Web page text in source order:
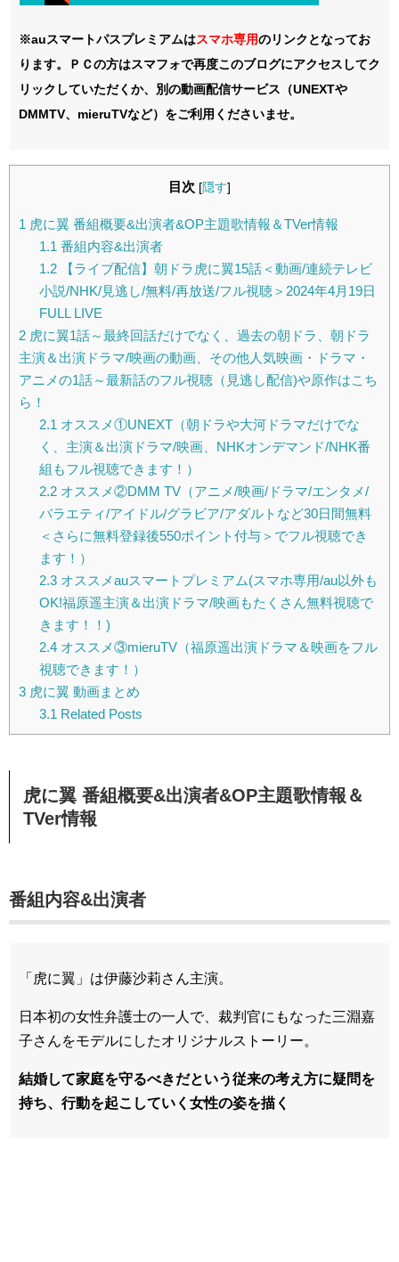
※auスマートパスプレミアムはスマホ専用のリンクとなってお
ります。ＰＣの方はスマフォで再度このブログにアクセスしてク
リックしていただくか、別の動画配信サービス（UNEXTや
DMMTV、mieruTVなど）をご利用くださいませ。
目次 [隠す]
1 虎に翼 番組概要&出演者&OP主題歌情報＆TVer情報
1.1 番組内容&出演者
1.2【ライブ配信】朝ドラ虎に翼15話＜動画/連続テレビ
小説/NHK/見逃し/無料/再放送/フル視聴＞2024年4月19日
FULL LIVE
2 虎に翼1話～最終回話だけでなく、過去の朝ドラ、朝ドラ
主演＆出演ドラマ/映画の動画、その他人気映画・ドラマ・
アニメの1話～最新話のフル視聴（見逃し配信)や原作はこち
ら！
2.1 オススメ①UNEXT（朝ドラや大河ドラマだけでな
く、主演＆出演ドラマ/映画、NHKオンデマンド/NHK番
組もフル視聴できます！）
2.2オススメ②DMM TV（アニメ/映画/ドラマ/エンタメ/
バラエティ/アイドル/グラビア/アダルトなど30日間無料
＜さらに無料登録後550ポイント付与＞でフル視聴でき
ます！）
2.3オススメauスマートプレミアム(スマホ専用/au以外も
OK!福原遥主演＆出演ドラマ/映画もたくさん無料視聴で
きます！！)
2.4オススメ③mieruTV（福原遥出演ドラマ＆映画をフル
視聴できます！）
3 虎に翼 動画まとめ
3.1 Related Posts
虎に翼 番組概要&出演者&OP主題歌情報＆
TVer情報
番組内容&出演者
「虎に翼」は伊藤沙莉さん主演。
日本初の女性弁護士の一人で、裁判官にもなった三淵嘉
子さんをモデルにしたオリジナルストーリー。
結婚して家庭を守るべきだという従来の考え方に疑問を
持ち、行動を起こしていく女性の姿を描く